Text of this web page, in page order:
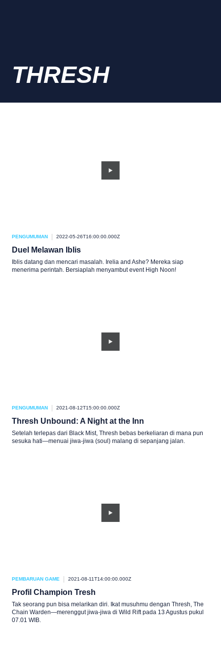
THRESH
PENGUMUMAN 2022-05-26T16:00:00.000Z
Duel Melawan Iblis
Iblis datang dan mencari masalah. Irelia and Ashe? Mereka siap
menerima perintah. Bersiaplah menyambut event High Noon!
PENGUMUMAN 2021-08-12T15:00:00.000Z
Thresh Unbound: A Night at the Inn
Setelah terlepas dari Black Mist, Thresh bebas berkeliaran di mana pun
sesuka hati—menuai jiwa-jiwa (soul) malang di sepanjang jalan.
PEMBARUAN GAME 2021-08-11T14:00:00.000Z
Profil Champion Tresh
Tak seorang pun bisa melarikan diri. Ikat musuhmu dengan Thresh, The
Chain Warden—merenggut jiwa-jiwa di Wild Rift pada 13 Agustus pukul
07.01 WIB.